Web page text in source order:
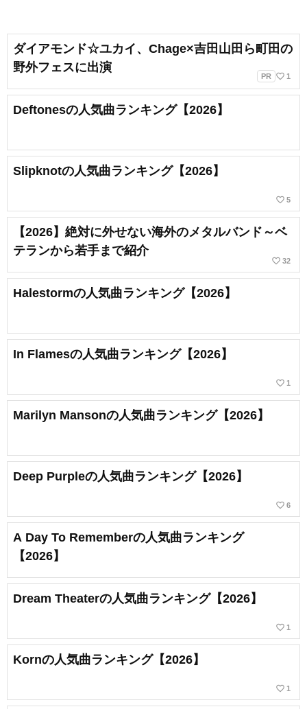
ダイアモンド☆ユカイ、Chage×吉田山田ら町田の
野外フェスに出演
PR favorite_border 1
Deftonesの人気曲ランキング【2026】
Slipknotの人気曲ランキング【2026】
favorite_border 5
【2026】絶対に外せない海外のメタルバンド～ベ
テランから若手まで紹介
favorite_border 32
Halestormの人気曲ランキング【2026】
In Flamesの人気曲ランキング【2026】
favorite_border 1
Marilyn Mansonの人気曲ランキング【2026】
Deep Purpleの人気曲ランキング【2026】
favorite_border 6
A Day To Rememberの人気曲ランキング
【2026】
Dream Theaterの人気曲ランキング【2026】
favorite_border 1
Kornの人気曲ランキング【2026】
favorite_border 1